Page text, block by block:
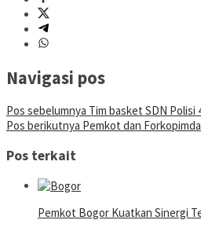
Navigasi pos
Pos sebelumnya Tim basket SDN Polisi
Pos berikutnya Pemkot dan
Pos terkait
Pemkot Bogor Kuatkan Sinergi